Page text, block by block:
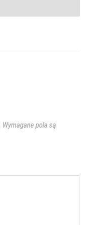
Wymagane pola są